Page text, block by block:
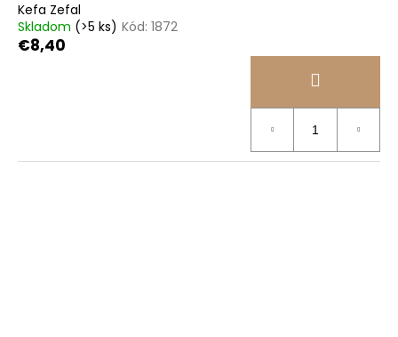
Kefa Zefal
Skladom (>5 ks) Kód: 1872
€8,40